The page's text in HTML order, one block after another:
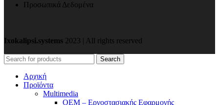
Προσωπικά Δεδομένα
Ixokalipsi.systems 2023 | All rights reserved
Search
Αρχική
Προϊόντα
Μultimedia
OEM – Εργοστασιακής Εφαρμογής